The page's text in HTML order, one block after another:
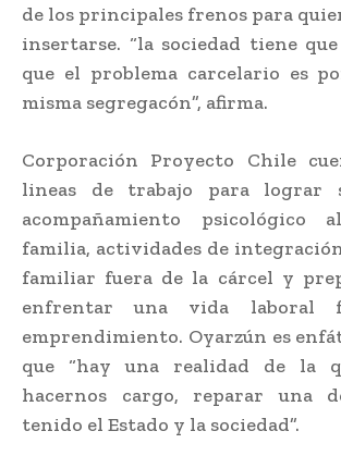
de los principales frenos para
insertarse. “la sociedad tiene
que el problema carcelario es
misma segregacón”, afirma.
Corporación Proyecto Chile
lineas de trabajo para lograr
acompañamiento
familia, actividades de
familiar fuera de la cárcel y
enfrentar una vida laboral
emprendimiento. Oyarzún es
que “hay una realidad de la
hacernos cargo, reparar una
tenido el Estado y la sociedad”.